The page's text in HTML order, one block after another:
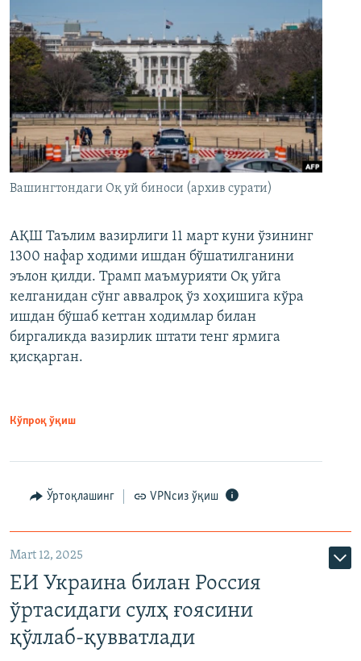
Вашингтондаги Оқ уй биноси (архив сурати)
АҚШ Таълим вазирлиги 11 март куни ўзининг
1300 нафар ходими ишдан бўшатилганини
эълон қилди. Трамп маъмурияти Оқ уйга
келганидан сўнг аввалроқ ўз хоҳишига кўра
ишдан бўшаб кетган ходимлар билан
биргаликда вазирлик штати тенг ярмига
қисқарган.
Кўпроқ ўқиш
Ўртоқлашинг VPNсиз ўқиш
Mart 12, 2025
ЕИ Украина билан Россия
ўртасидаги сулҳ ғоясини
қўллаб-қувватлади